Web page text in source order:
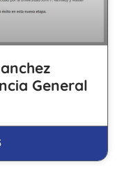
General